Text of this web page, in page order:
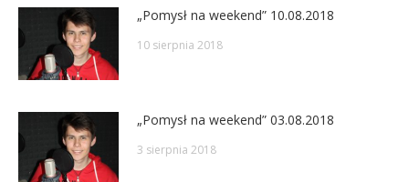
„Pomysł na weekend” 10.08.2018
10 sierpnia 2018
„Pomysł na weekend” 03.08.2018
3 sierpnia 2018